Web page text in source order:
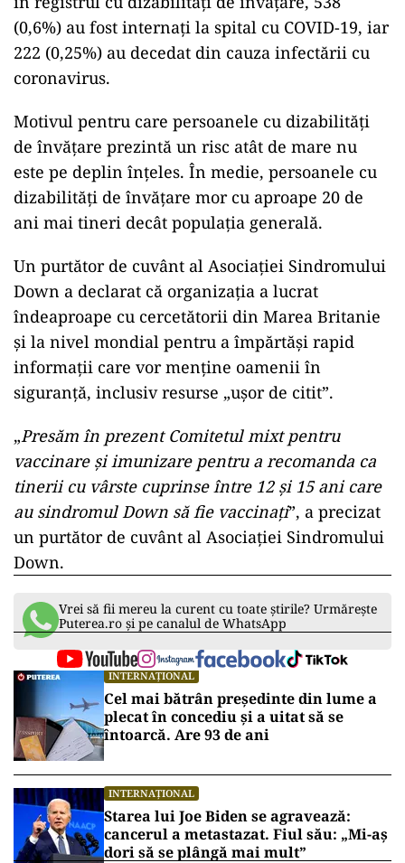
(0,6%) au fost internaţi la spital cu COVID-19, iar
222 (0,25%) au decedat din cauza infectării cu
coronavirus.
Motivul pentru care persoanele cu dizabilităţi
de învăţare prezintă un risc atât de mare nu
este pe deplin înţeles. În medie, persoanele cu
dizabilităţi de învăţare mor cu aproape 20 de
ani mai tineri decât populaţia generală.
Un purtător de cuvânt al Asociaţiei Sindromului
Down a declarat că organizaţia a lucrat
îndeaproape cu cercetătorii din Marea Britanie
şi la nivel mondial pentru a împărtăşi rapid
informaţii care vor menţine oamenii în
siguranţă, inclusiv resurse „uşor de citit”.
„Presăm în prezent Comitetul mixt pentru
vaccinare şi imunizare pentru a recomanda ca
tinerii cu vârste cuprinse între 12 şi 15 ani care
au sindromul Down să fie vaccinaţi”, a precizat
un purtător de cuvânt al Asociației Sindromului
Down.
Vrei să fii mereu la curent cu toate știrile? Urmărește
Puterea.ro și pe canalul de WhatsApp
INTERNAȚIONAL
Cel mai bătrân președinte din lume a
plecat în concediu și a uitat să se
întoarcă. Are 93 de ani
INTERNAȚIONAL
Starea lui Joe Biden se agravează:
cancerul a metastazat. Fiul său: „Mi-aș
dori să se plângă mai mult”